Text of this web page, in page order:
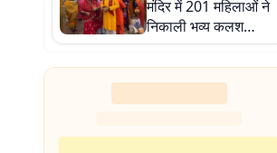
मंदिर में 201 महिलाओं ने
निकाली भव्य कलश
शोभायात्रा, शिवलिंग
प्राण-प्रतिष्ठा महोत्सव
शुरू